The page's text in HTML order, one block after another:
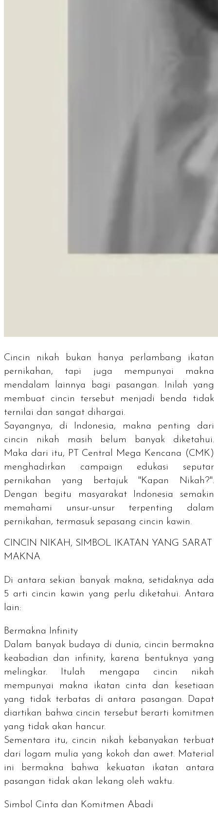
Cincin nikah bukan hanya perlambang ikatan
pernikahan, tapi juga mempunyai makna
mendalam lainnya bagi pasangan. Inilah yang
membuat cincin tersebut menjadi benda tidak
ternilai dan sangat dihargai.
Sayangnya, di Indonesia, makna penting dari
cincin nikah masih belum banyak diketahui.
Maka dari itu, PT Central Mega Kencana (CMK)
menghadirkan campaign edukasi seputar
pernikahan yang bertajuk "Kapan Nikah?".
Dengan begitu masyarakat Indonesia semakin
memahami unsur-unsur terpenting dalam
pernikahan, termasuk sepasang cincin kawin.
CINCIN NIKAH, SIMBOL IKATAN YANG SARAT
MAKNA
Di antara sekian banyak makna, setidaknya ada
5 arti cincin kawin yang perlu diketahui. Antara
lain:
Bermakna Infinity
Dalam banyak budaya di dunia, cincin bermakna
keabadian dan infinity, karena bentuknya yang
melingkar. Itulah mengapa cincin nikah
mempunyai makna ikatan cinta dan kesetiaan
yang tidak terbatas di antara pasangan. Dapat
diartikan bahwa cincin tersebut berarti komitmen
yang tidak akan hancur.
Sementara itu, cincin nikah kebanyakan terbuat
dari logam mulia yang kokoh dan awet. Material
ini bermakna bahwa kekuatan ikatan antara
pasangan tidak akan lekang oleh waktu.
Simbol Cinta dan Komitmen Abadi